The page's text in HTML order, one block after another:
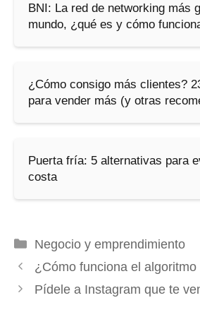
BNI: La red de networking más
mundo, ¿qué es y cómo
¿Cómo consigo más clientes?
para vender más (y otras
Puerta fría: 5 alternativas para
costa
Categorías
Negocio y emprendimiento
¿Cómo funciona el
Pídele a Instagram que te